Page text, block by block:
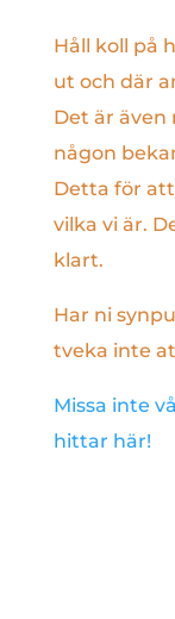
Håll koll på
ut och där
Det är även
någon
Detta för
vilka vi är.
klart.
Har ni
tveka inte
Missa inte
hittar här!